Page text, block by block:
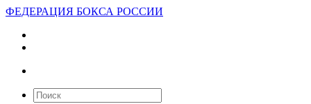
ФЕДЕРАЦИЯ БОКСА РОССИИ